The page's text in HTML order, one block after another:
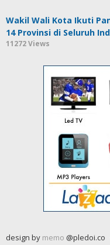
Wakil Wali Kota Ikuti
14 Provinsi di Seluruh
11272 Views
design by memo @pledoi.co